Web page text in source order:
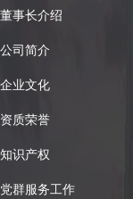
董事长介绍
公司简介
企业文化
资质荣誉
知识产权
党群服务工作